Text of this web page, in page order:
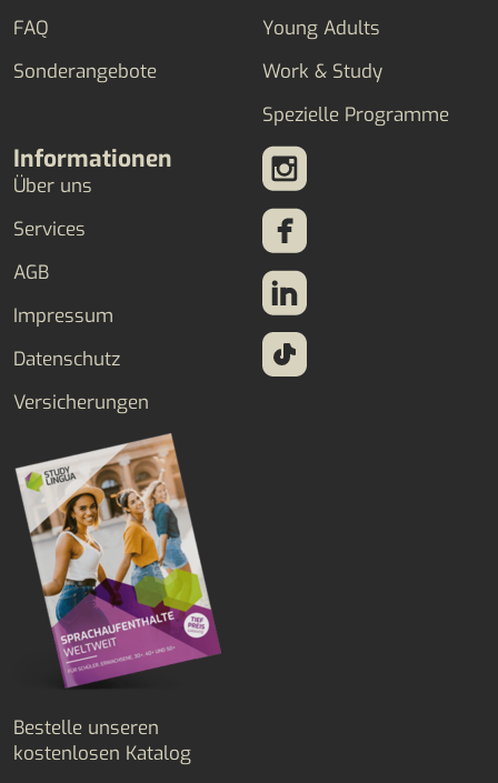
FAQ
Sonderangebote
Young Adults
Work & Study
Spezielle Programme
Informationen
Über uns
Services
AGB
Impressum
Datenschutz
Versicherungen
Bestelle unseren
kostenlosen Katalog